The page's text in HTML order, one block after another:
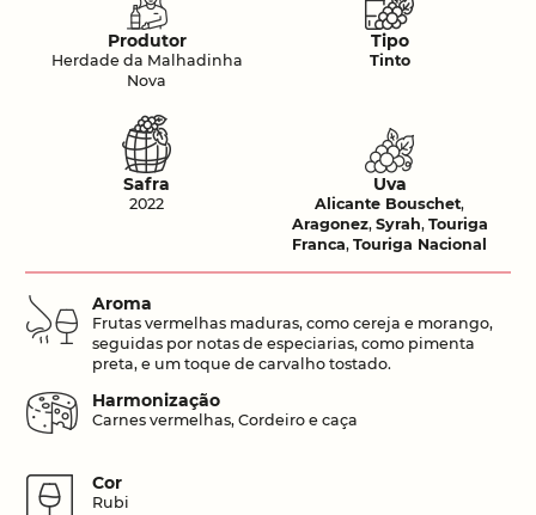
Produtor
Herdade da Malhadinha
Nova
Tipo
Tinto
Safra
2022
Uva
Alicante Bouschet,
Aragonez, Syrah, Touriga
Franca, Touriga Nacional
Aroma
Frutas vermelhas maduras, como cereja e morango,
seguidas por notas de especiarias, como pimenta
preta, e um toque de carvalho tostado.
Harmonização
Carnes vermelhas, Cordeiro e caça
Cor
Rubi